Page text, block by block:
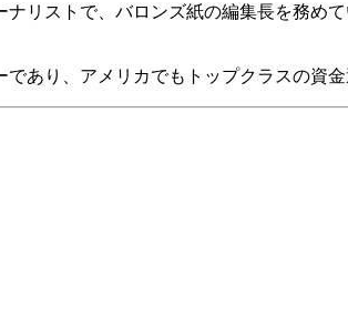
リストで、バロンズ紙の編集長を務めて
あり、アメリカでもトップクラスの資金